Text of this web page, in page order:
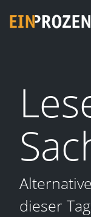
dieser